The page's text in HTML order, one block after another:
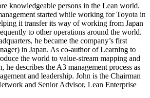
knowledgeable persons in the Lean world.
started while working for Toyota in
it transfer its way of working from Japan
to other operations around the world.
he became the company’s first
in Japan. As co-author of Learning to
the world to value-stream mapping and
he describes the A3 management process as
and leadership. John is the Chairman
and Senior Advisor, Lean Enterprise